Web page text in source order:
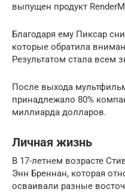
выпущен продукт
Благодаря ему Пиксар
которые обратила
Результатом стала всем
После выхода
принадлежало 80%
миллиарда долларов.
Личная жизнь
В 17-летнем возрасте
Энн Бреннан, которая
осваивали разные